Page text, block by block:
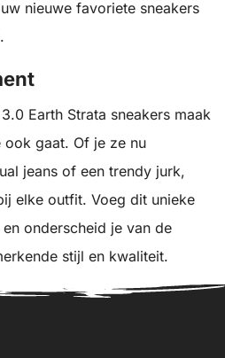
nieuwe favoriete sneakers
Earth Strata sneakers maak
ook gaat. Of je ze nu
jeans of een trendy jurk,
elke outfit. Voeg dit unieke
onderscheid je van de
stijl en kwaliteit.